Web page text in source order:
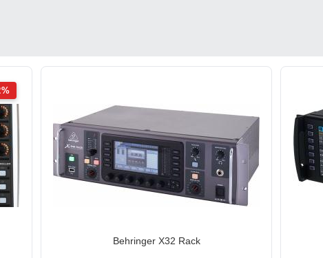
Behringer X32 Rack